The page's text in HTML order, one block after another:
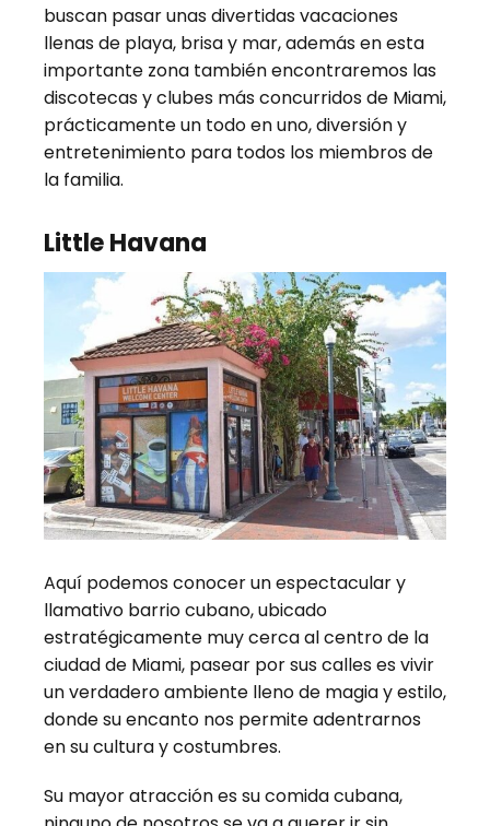
buscan pasar unas divertidas vacaciones
llenas de playa, brisa y mar, además en esta
importante zona también encontraremos las
discotecas y clubes más concurridos de Miami,
prácticamente un todo en uno, diversión y
entretenimiento para todos los miembros de
la familia.
Little Havana
Aquí podemos conocer un espectacular y
llamativo barrio cubano, ubicado
estratégicamente muy cerca al centro de la
ciudad de Miami, pasear por sus calles es vivir
un verdadero ambiente lleno de magia y estilo,
donde su encanto nos permite adentrarnos
en su cultura y costumbres.
Su mayor atracción es su comida cubana,